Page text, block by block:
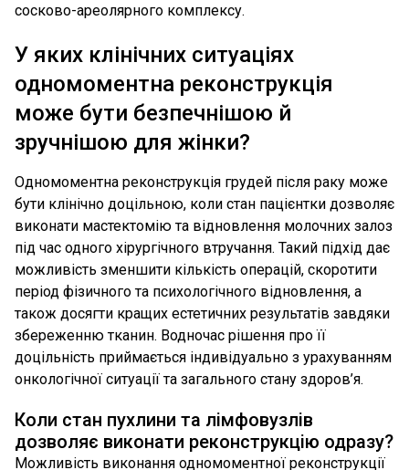
сосково-ареолярного комплексу.
У яких клінічних ситуаціях
одномоментна реконструкція
може бути безпечнішою й
зручнішою для жінки?
Одномоментна реконструкція грудей після раку може
бути клінічно доцільною, коли стан пацієнтки дозволяє
виконати мастектомію та відновлення молочних залоз
під час одного хірургічного втручання. Такий підхід дає
можливість зменшити кількість операцій, скоротити
період фізичного та психологічного відновлення, а
також досягти кращих естетичних результатів завдяки
збереженню тканин. Водночас рішення про її
доцільність приймається індивідуально з урахуванням
онкологічної ситуації та загального стану здоров’я.
Коли стан пухлини та лімфовузлів
дозволяє виконати реконструкцію одразу?
Можливість виконання одномоментної реконструкції